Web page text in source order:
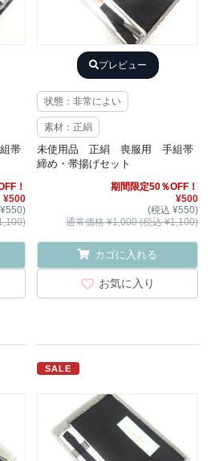
帯
！
¥500
プレビュー
状態：非常によい
素材：正絹
未使用品 正絹 喪服用 手組帯
締め・帯揚げセット
期間限定50％OFF！
¥500
(税込 ¥550)
通常価格 ¥1,000 (税込 ¥1,100)
カゴに入れる
お気に入り
SALE